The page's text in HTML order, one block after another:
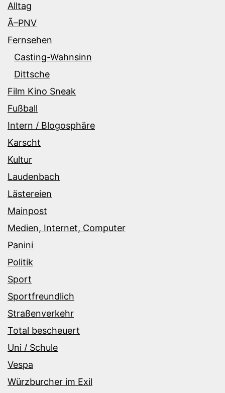
Alltag
Ã–PNV
Fernsehen
Casting-Wahnsinn
Dittsche
Film Kino Sneak
Fußball
Intern / Blogosphäre
Karscht
Kultur
Laudenbach
Lästereien
Mainpost
Medien, Internet, Computer
Panini
Politik
Sport
Sportfreundlich
Straßenverkehr
Total bescheuert
Uni / Schule
Vespa
Würzburcher im Exil